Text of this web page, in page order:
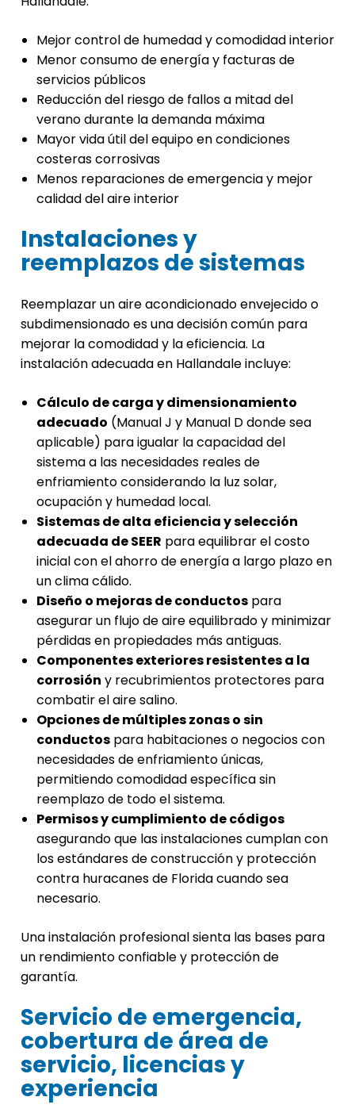
Mejor control de humedad y comodidad interior
Menor consumo de energía y facturas de
servicios públicos
Reducción del riesgo de fallos a mitad del
verano durante la demanda máxima
Mayor vida útil del equipo en condiciones
costeras corrosivas
Menos reparaciones de emergencia y mejor
calidad del aire interior
Instalaciones y
reemplazos de sistemas
Reemplazar un aire acondicionado envejecido o
subdimensionado es una decisión común para
mejorar la comodidad y la eficiencia. La
instalación adecuada en Hallandale incluye:
Cálculo de carga y dimensionamiento
adecuado (Manual J y Manual D donde sea
aplicable) para igualar la capacidad del
sistema a las necesidades reales de
enfriamiento considerando la luz solar,
ocupación y humedad local.
Sistemas de alta eficiencia y selección
adecuada de SEER para equilibrar el costo
inicial con el ahorro de energía a largo plazo en
un clima cálido.
Diseño o mejoras de conductos para
asegurar un flujo de aire equilibrado y minimizar
pérdidas en propiedades más antiguas.
Componentes exteriores resistentes a la
corrosión y recubrimientos protectores para
combatir el aire salino.
Opciones de múltiples zonas o sin
conductos para habitaciones o negocios con
necesidades de enfriamiento únicas,
permitiendo comodidad específica sin
reemplazo de todo el sistema.
Permisos y cumplimiento de códigos
asegurando que las instalaciones cumplan con
los estándares de construcción y protección
contra huracanes de Florida cuando sea
necesario.
Una instalación profesional sienta las bases para
un rendimiento confiable y protección de
garantía.
Servicio de emergencia,
cobertura de área de
servicio, licencias y
experiencia